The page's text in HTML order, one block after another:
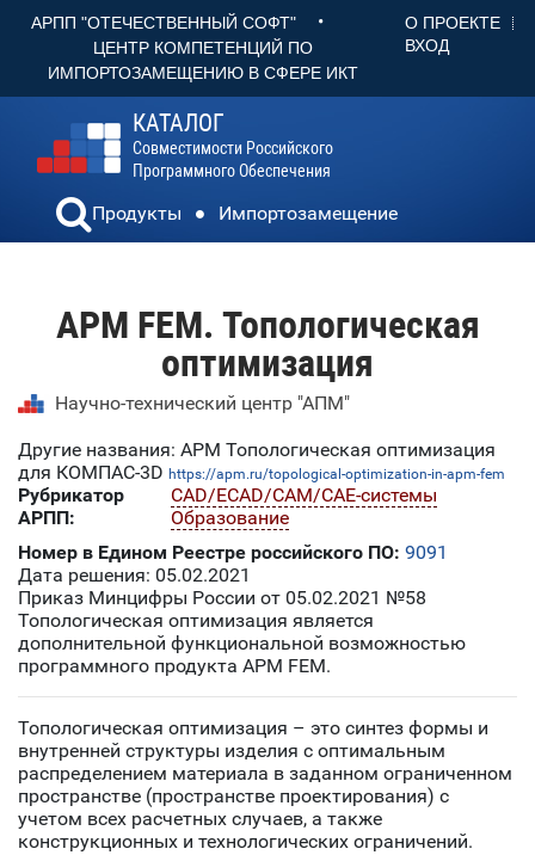
АРПП "ОТЕЧЕСТВЕННЫЙ СОФТ" •
ЦЕНТР КОМПЕТЕНЦИЙ ПО
ИМПОРТОЗАМЕЩЕНИЮ В СФЕРЕ ИКТ
О ПРОЕКТЕ
ВХОД
КАТАЛОГ
Совместимости Российского
Программного Обеспечения
Продукты Импортозамещение
APM FEM. Топологическая
оптимизация
Научно-технический центр "АПМ"
Другие названия: APM Топологическая оптимизация
для КОМПАС-3D https://apm.ru/topological-optimization-in-apm-fem
Рубрикатор
АРПП:
CAD/ECAD/CAM/CAE-системы
Образование
Номер в Едином Реестре российского ПО: 9091
Дата решения: 05.02.2021
Приказ Минцифры России от 05.02.2021 №58
Топологическая оптимизация является
дополнительной функциональной возможностью
программного продукта APM FEM.
Топологическая оптимизация – это синтез формы и
внутренней структуры изделия с оптимальным
распределением материала в заданном ограниченном
пространстве (пространстве проектирования) с
учетом всех расчетных случаев, а также
конструкционных и технологических ограничений.